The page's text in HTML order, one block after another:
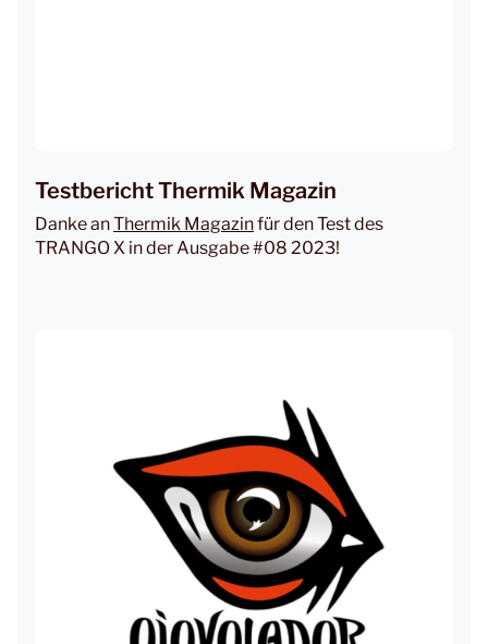
Testbericht Thermik Magazin
Danke anThermik Magazinfür den Test des
TRANGO X in der Ausgabe #08 2023!